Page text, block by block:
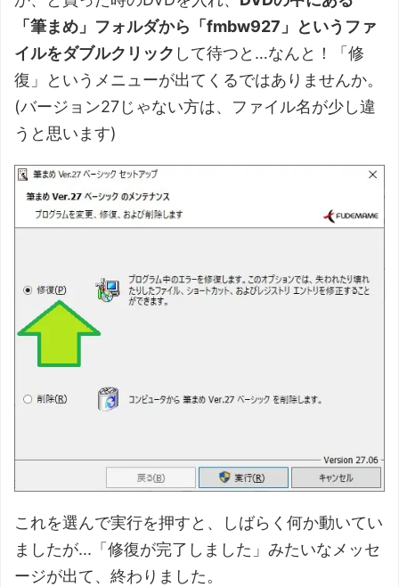
「筆まめ」フォルダから「fmbw927」というファ
イルをダブルクリック して待つと…なんと！「修
復」というメニューが出てくるではありませんか。
(バージョン27じゃない方は、ファイル名が少し違
うと思います)
これを選んで実行を押すと、しばらく何か動いてい
ましたが...「修復が完了しました」みたいなメッセ
ージが出て、終わりました。